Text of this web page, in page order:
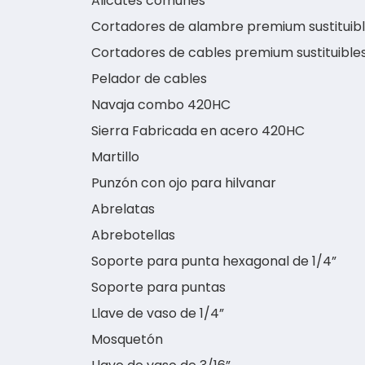
Cortadores de alambre premium
Cortadores de cables premium
Pelador de cables
Navaja combo 420HC
Sierra Fabricada en acero 420HC
Martillo
Punzón con ojo para hilvanar
Abrelatas
Abrebotellas
Soporte para punta hexagonal de 1/4”
Soporte para puntas
Llave de vaso de 1/4”
Mosquetón